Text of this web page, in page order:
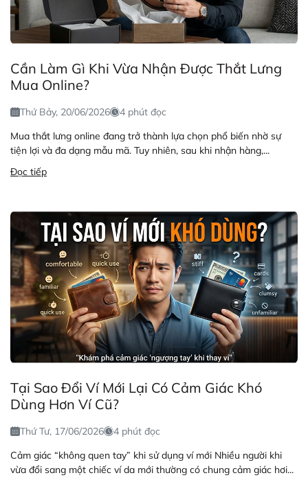
Cần Làm Gì Khi Vừa Nhận Được Thắt Lưng
Mua Online?
Thứ Bảy, 20/06/2026
4 phút đọc
Mua thắt lưng online đang trở thành lựa chọn phổ biến nhờ sự
tiện lợi và đa dạng mẫu mã. Tuy nhiên, sau khi nhận hàng,...
Đọc tiếp
Tại Sao Đổi Ví Mới Lại Có Cảm Giác Khó
Dùng Hơn Ví Cũ?
Thứ Tư, 17/06/2026
4 phút đọc
Cảm giác “không quen tay” khi sử dụng ví mới Nhiều người khi
vừa đổi sang một chiếc ví da mới thường có chung cảm giác hơi...